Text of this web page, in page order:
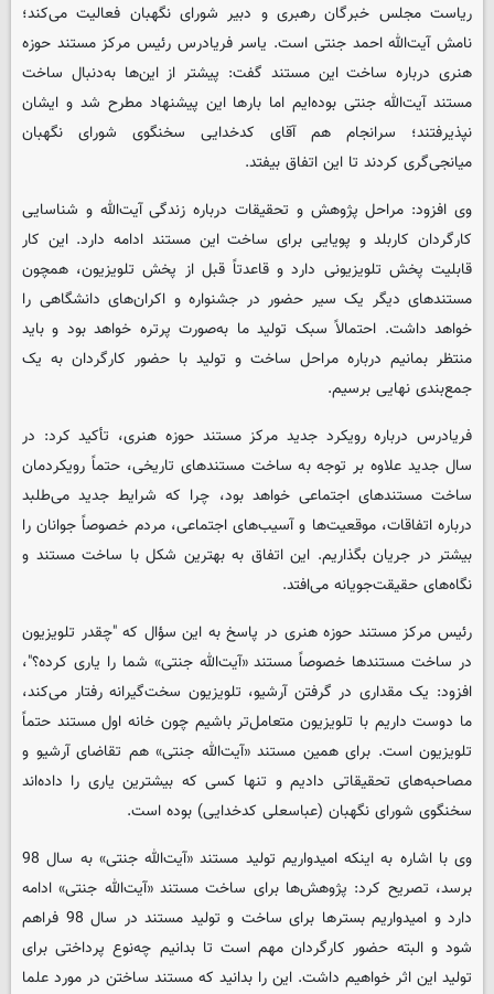
ریاست مجلس خبرگان رهبری و دبیر شورای نگهبان فعالیت می‌کند؛
نامش آیت‌الله احمد جنتی است. یاسر فریادرس رئیس مرکز مستند حوزه
هنری درباره ساخت این مستند گفت: پیشتر از این‌ها به‌دنبال ساخت
مستند آیت‌الله جنتی بوده‌ایم اما بارها این پیشنهاد مطرح شد و ایشان
نپذیرفتند؛ سرانجام هم آقای کدخدایی سخنگوی شورای نگهبان
میانجی‌گری کردند تا این اتفاق بیفتد.
وی افزود: مراحل پژوهش و تحقیقات درباره زندگی آیت‌الله و شناسایی
کارگردان کاربلد و پویایی برای ساخت این مستند ادامه دارد. این کار
قابلیت پخش تلویزیونی دارد و قاعدتاً قبل از پخش تلویزیون، همچون
مستندهای دیگر یک سیر حضور در جشنواره و اکران‌های دانشگاهی را
خواهد داشت. احتمالاً سبک تولید ما به‌صورت پرتره خواهد بود و باید
منتظر بمانیم درباره مراحل ساخت و تولید با حضور کارگردان به یک
جمع‌بندی نهایی برسیم.
فریادرس درباره رویکرد جدید مرکز مستند حوزه هنری، تأکید کرد: در
سال جدید علاوه بر توجه به ساخت مستندهای تاریخی، حتماً رویکردمان
ساخت مستندهای اجتماعی خواهد بود، چرا که شرایط جدید می‌طلبد
درباره اتفاقات، موقعیت‌ها و آسیب‌های اجتماعی، مردم خصوصاً جوانان را
بیشتر در جریان بگذاریم. این اتفاق به بهترین شکل با ساخت مستند و
نگاه‌های حقیقت‌جویانه می‌افتد.
رئیس مرکز مستند حوزه هنری در پاسخ به این سؤال که "چقدر تلویزیون
در ساخت مستندها خصوصاً مستند «آیت‌الله جنتی» شما را یاری کرده؟"،
افزود: یک مقداری در گرفتن آرشیو، تلویزیون سخت‌گیرانه رفتار می‌کند،
ما دوست داریم با تلویزیون متعامل‌تر باشیم چون خانه اول مستند حتماً
تلویزیون است. برای همین مستند «آیت‌الله جنتی» هم تقاضای آرشیو و
مصاحبه‌های تحقیقاتی دادیم و تنها کسی که بیشترین یاری را داده‌اند
سخنگوی شورای نگهبان (عباسعلی کدخدایی) بوده است.
وی با اشاره به اینکه امیدواریم تولید مستند «آیت‌الله جنتی» به سال 98
برسد، تصریح کرد: پژوهش‌ها برای ساخت مستند «آیت‌الله جنتی» ادامه
دارد و امیدواریم بسترها برای ساخت و تولید مستند در سال 98 فراهم
شود و البته حضور کارگردان مهم است تا بدانیم چه‌نوع پرداختی برای
تولید این اثر خواهیم داشت. این را بدانید که مستند ساختن در مورد علما